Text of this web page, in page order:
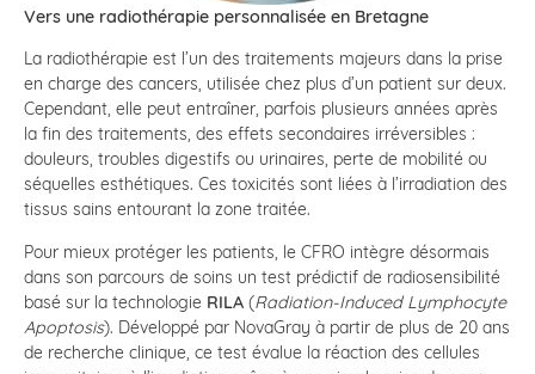
Vers une radiothérapie personnalisée en Bretagne
La radiothérapie est l’un des traitements majeurs dans la prise
en charge des cancers, utilisée chez plus d’un patient sur deux.
Cependant, elle peut entraîner, parfois plusieurs années après
la fin des traitements, des effets secondaires irréversibles :
douleurs, troubles digestifs ou urinaires, perte de mobilité ou
séquelles esthétiques. Ces toxicités sont liées à l’irradiation des
tissus sains entourant la zone traitée.
Pour mieux protéger les patients, le CFRO intègre désormais
dans son parcours de soins un test prédictif de radiosensibilité
basé sur la technologie RILA (Radiation-Induced Lymphocyte
Apoptosis). Développé par NovaGray à partir de plus de 20 ans
de recherche clinique, ce test évalue la réaction des cellules